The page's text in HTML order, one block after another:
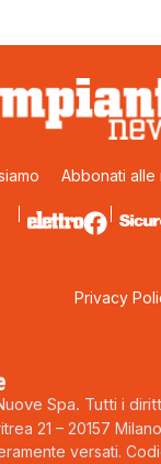
Abbonati alle
Privacy
Spa. Tutti i
21 – 20157
versati.